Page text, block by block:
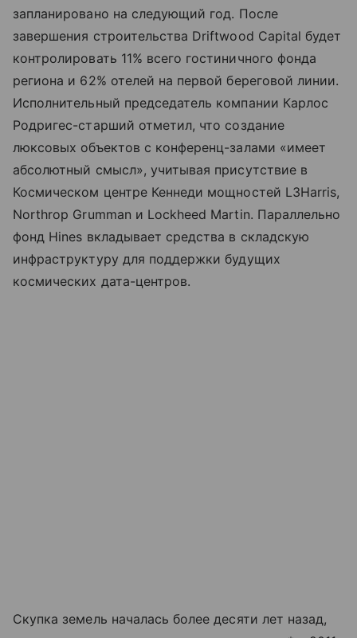
запланировано на следующий год. После
завершения строительства Driftwood Capital будет
контролировать 11% всего гостиничного фонда
региона и 62% отелей на первой береговой линии.
Исполнительный председатель компании Карлос
Родригес-старший отметил, что создание
люксовых объектов с конференц-залами «имеет
абсолютный смысл», учитывая присутствие в
Космическом центре Кеннеди мощностей L3Harris,
Northrop Grumman и Lockheed Martin. Параллельно
фонд Hines вкладывает средства в складскую
инфраструктуру для поддержки будущих
космических дата-центров.
Скупка земель началась более десяти лет назад,